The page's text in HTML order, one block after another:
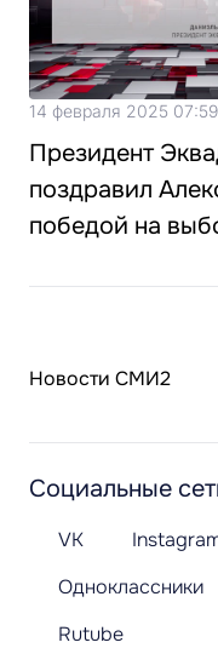
14 февраля 2025 07:59
Президент
поздравил
победой на
Новости СМИ2
Социальные
VK
Одноклассники
Rutube